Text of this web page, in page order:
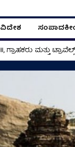
ವಿದೇಶ